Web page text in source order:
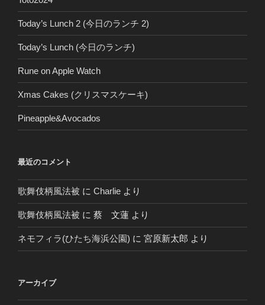
Today’s Lunch 2 (今日のランチ 2)
Today’s Lunch (今日のランチ)
Rune on Apple Watch
Xmas Cakes (クリスマスケーキ)
Pineapple&Avocados
最近のコメント
歌舞伎柄風法被 に Charlie より
歌舞伎柄風法被 に 蔡 文蓮 より
ネモフィラ(ひたち海浜公園) に 宮原新太郎 より
アーカイブ